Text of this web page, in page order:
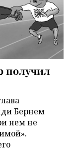
получил
Бернем
нем не